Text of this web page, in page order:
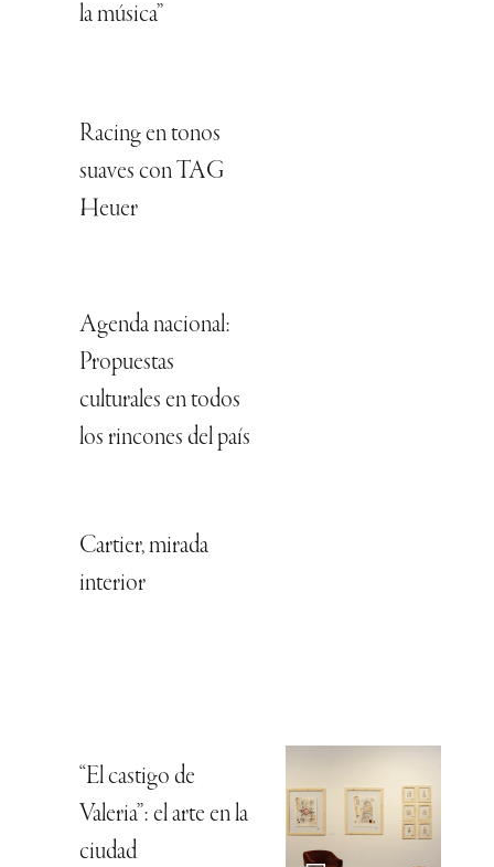
la música”
Racing en tonos
suaves con TAG
Heuer
Agenda nacional:
Propuestas
culturales en todos
los rincones del país
Cartier, mirada
interior
“El castigo de
Valeria”: el arte en la
ciudad